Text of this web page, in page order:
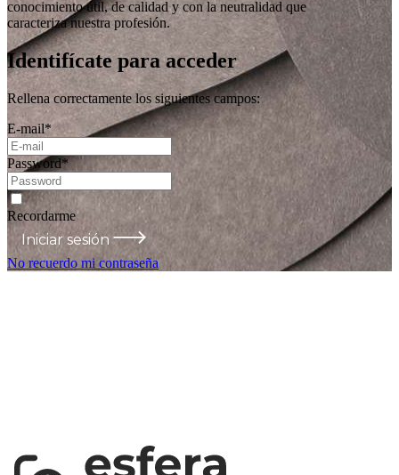
conocimiento útil, de calidad y con la neutralidad que
caracteriza nuestra profesión.
Identifícate para acceder
Rellena correctamente los siguientes campos:
E-mail*
Password*
Recordarme
Iniciar sesión
No recuerdo mi contraseña